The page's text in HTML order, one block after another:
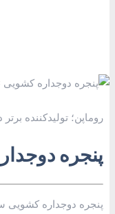
روماپن؛ تولیدکننده
پنجره